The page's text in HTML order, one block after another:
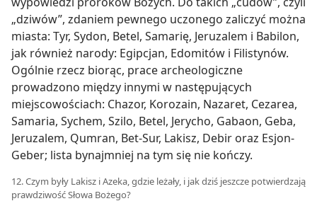
„dziwów”, zdaniem pewnego uczonego zaliczyć można
miasta: Tyr, Sydon, Betel, Samarię, Jeruzalem i Babilon,
jak również narody: Egipcjan, Edomitów i Filistynów.
Ogólnie rzecz biorąc, prace archeologiczne
prowadzono między innymi w następujących
miejscowościach: Chazor, Korozain, Nazaret, Cezarea,
Samaria, Sychem, Szilo, Betel, Jerycho, Gabaon, Geba,
Jeruzalem, Qumran, Bet-Sur, Lakisz, Debir oraz Esjon-
Geber; lista bynajmniej na tym się nie kończy.
12. Czym były Lakisz i Azeka, gdzie leżały, i jak dziś jeszcze potwierdzają
prawdziwość Słowa Bożego?